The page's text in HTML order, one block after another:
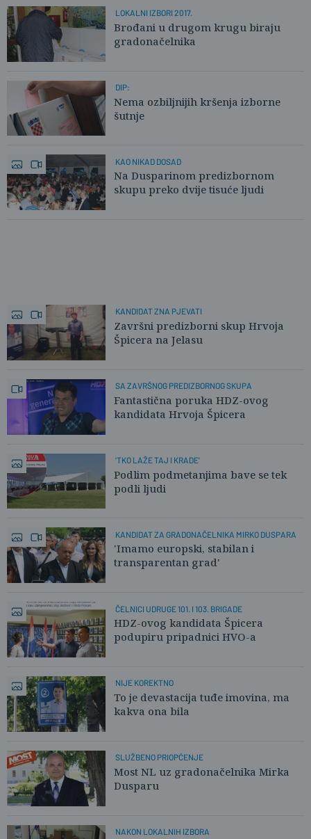
LOKALNI IZBORI 2017.
Brođani u drugom krugu biraju
gradonačelnika
DIP:
Nema ozbiljnijih kršenja izborne
šutnje
KAO NIKAD DOSAD
Na Dusparinom predizbornom
skupu preko dvije tisuće ljudi
KANDIDAT ZNA PJEVATI
Završni predizborni skup Hrvoja
Špicera na Jelasu
SA ZAVRŠNOG PREDIZBORNOG SKUPA
Fantastična poruka HDZ-ovog
kandidata Hrvoja Špicera
'TKO LAŽE TAJ I KRADE'
Podlim podmetanjima bave se tek
podli ljudi
KANDIDAT ZA GRADONAČELNIKA MIRKO DUSPARA
'Imamo europski, stabilan i
transparentan grad'
ČELNICI UDRUGE 101. I 103. BRIGADE
HDZ-ovog kandidata Špicera
podupiru pripadnici HVO-a
NIJE KOREKTNO
To je devastacija tuđe imovina, ma
kakva ona bila
SLUŽBENO PRIOPĆENJE
Most NL uz gradonačelnika Mirka
Dusparu
NAKON LOKALNIH IZBORA